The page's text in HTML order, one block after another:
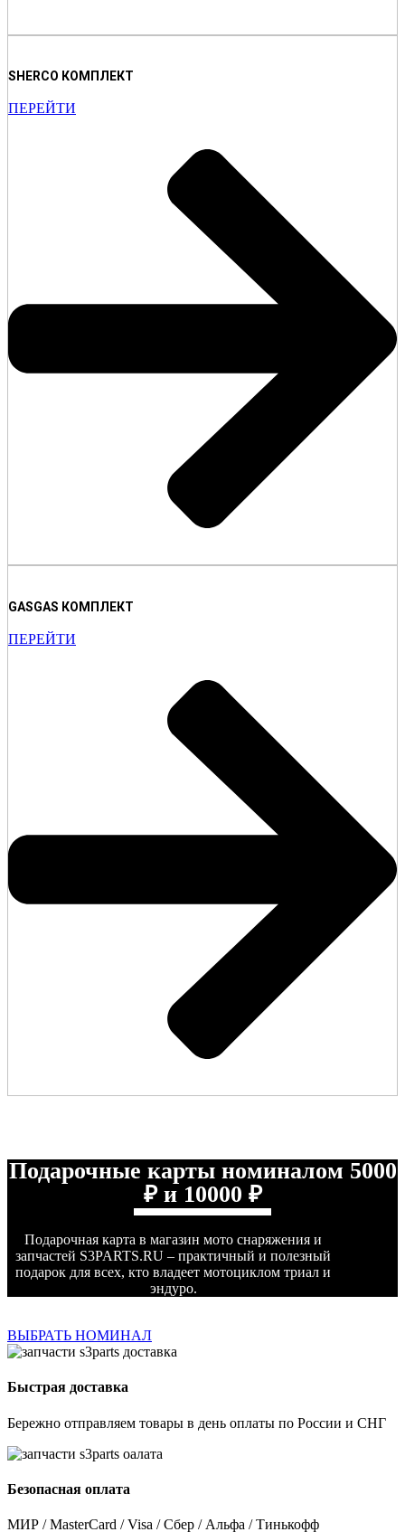
SHERCO КОМПЛЕКТ
ПЕРЕЙТИ
GASGAS КОМПЛЕКТ
ПЕРЕЙТИ
Подарочные карты номиналом 5000
₽ и 10000 ₽
Подарочная карта в магазин мото снаряжения и
запчастей S3PARTS.RU – практичный и полезный
подарок для всех, кто владеет мотоциклом триал и
эндуро.
ВЫБРАТЬ НОМИНАЛ
Быстрая доставка
Бережно отправляем товары в день оплаты по России и СНГ
Безопасная оплата
МИР / MasterCard / Visa / Сбер / Альфа / Тинькофф